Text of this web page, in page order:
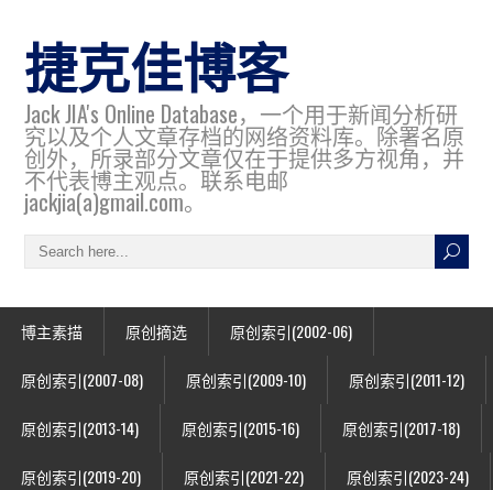
捷克佳博客
Jack JIA's Online Database，一个用于新闻分析研
究以及个人文章存档的网络资料库。除署名原
创外，所录部分文章仅在于提供多方视角，并
不代表博主观点。联系电邮
jackjia(a)gmail.com。
博主素描 原创摘选 原创索引(2002-06)
原创索引(2007-08) 原创索引(2009-10) 原创索引(2011-12)
原创索引(2013-14) 原创索引(2015-16) 原创索引(2017-18)
原创索引(2019-20) 原创索引(2021-22) 原创索引(2023-24)